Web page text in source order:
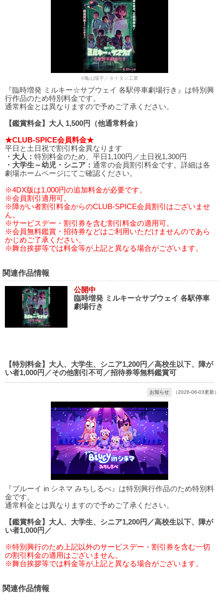
©亀山陽平／タイタン工業
『臨時増発 ミルキー☆サブウェイ 各駅停車劇場行き』は特別興
行作品のため特別料金です。
通常料金とは異なりますので予めご了承ください。
【鑑賞料金】大人 1,500円（他通常料金）
★CLUB-SPICE会員料金★
平日と土日祝で割引料金異なります
・大人： 特別料金のため、平日1,100円／土日祝1,300円
・大学生～幼児・シニア： 通常の会員割引料金です。詳細は各
劇場ホームページにてご確認ください。
※4DX版は1,000円の追加料金が必要です。
※会員割引適用可。
※障がい者割引料金からのCLUB-SPICE会員割引はございませ
ん。
※サービスデー・割引券を含む割引料金の適用可。
※会員無料鑑賞・招待券などはご利用いただけませんのであら
かじめご了承ください。
※舞台挨拶等では料金等が上記と異なる場合がございます。
関連作品情報
公開中
臨時増発 ミルキー☆サブウェイ 各駅停車
劇場行き
【特別料金】大人、大学生、シニア1,200円／高校生以下、障が
い者1,000円／その他割引不可／招待券等無料鑑賞可
お知らせ （2026-06-03更新）
『ブルーイ in シネマ みちしるべ』は特別興行作品のため特別料
金です。
通常料金とは異なりますので予めご了承ください。
【鑑賞料金】大人、大学生、シニア1,200円／高校生以下、障が
い者1,000円／
※特別興行のため上記以外のサービスデー・割引券を含む一切
の割引料金の適用はございません。
※舞台挨拶等では料金等が上記と異なる場合がございます。
関連作品情報